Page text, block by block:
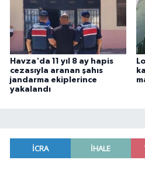
Havza'da 11 yıl 8 ay hapis
cezasıyla aranan şahıs
jandarma ekiplerince
yakalandı